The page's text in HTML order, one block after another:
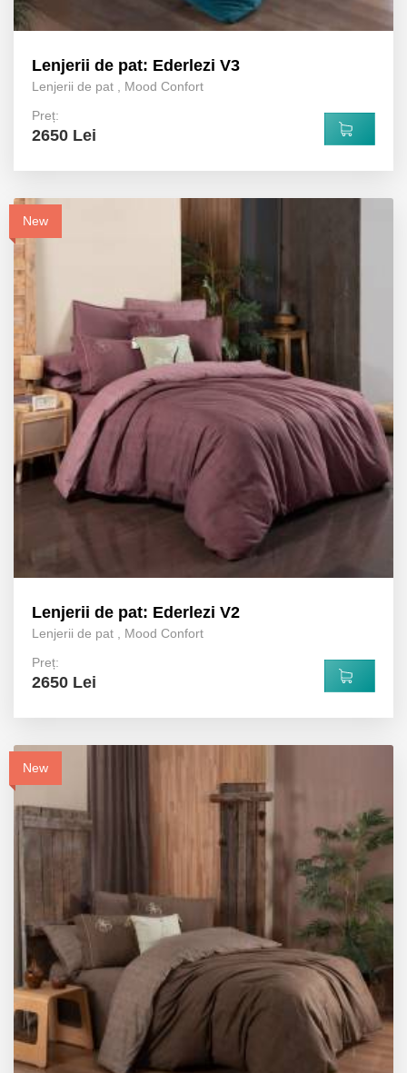
Lenjerii de pat: Ederlezi V3
Lenjerii de pat , Mood Confort
Preț:
2650 Lei
New
Lenjerii de pat: Ederlezi V2
Lenjerii de pat , Mood Confort
Preț:
2650 Lei
New